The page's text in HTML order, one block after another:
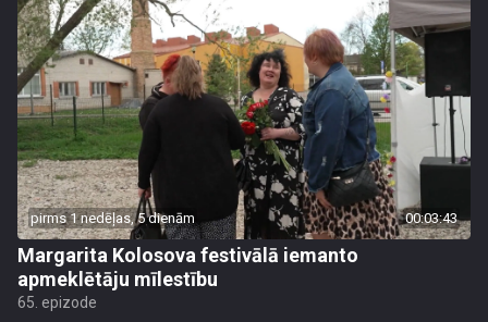
pirms 1 nedēļas, 5 dienām 00:03:43
Margarita Kolosova festivālā iemanto
apmeklētāju mīlestību
65. epizode